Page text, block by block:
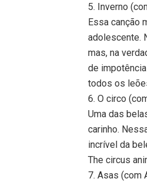
5. Inverno
Essa canção
adolescente.
mas, na
de
todos os
6. O circo
Uma das
carinho.
incrível da
The circus
7. Asas (com